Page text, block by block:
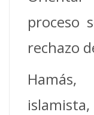
proceso
rechazo